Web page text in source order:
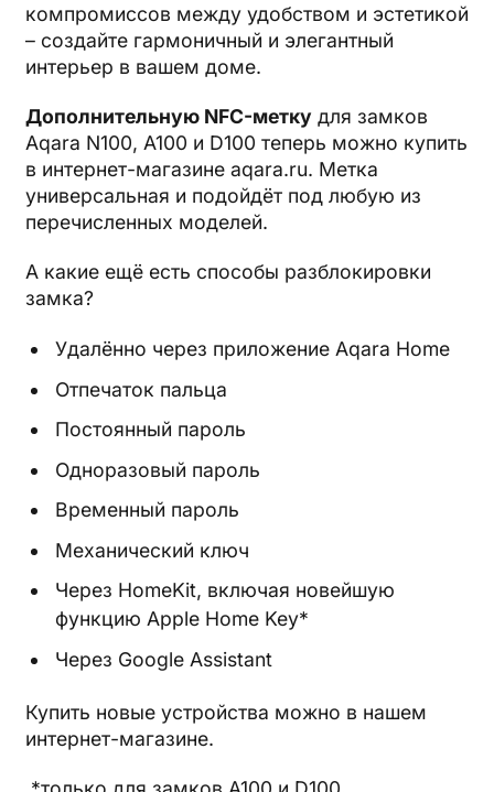
компромиссов между удобством и эстетикой
– создайте гармоничный и элегантный
интерьер в вашем доме.
Дополнительную NFC-метку для замков
Aqara N100, A100 и D100 теперь можно купить
в интернет-магазине aqara.ru. Метка
универсальная и подойдёт под любую из
перечисленных моделей.
А какие ещё есть способы разблокировки
замка?
Удалённо через приложение Aqara Home
Отпечаток пальца
Постоянный пароль
Одноразовый пароль
Временный пароль
Механический ключ
Через HomeKit, включая новейшую
функцию Apple Home Key*
Через Google Assistant
Купить новые устройства можно в нашем
интернет-магазине.